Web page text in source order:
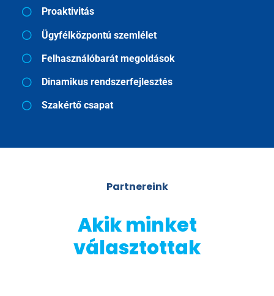
Proaktivitás
Ügyfélközpontú szemlélet
Felhasználóbarát megoldások
Dinamikus rendszerfejlesztés
Szakértő csapat
Partnereink
Akik minket
választottak